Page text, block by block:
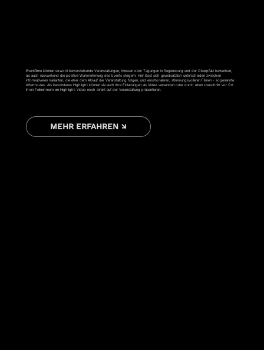
Eventfilme können sowohl bevorstehende Veranstaltungen, Messen oder Tagungen in Regensburg und der Oberpfalz bewerben,
als auch rückwirkend die positive Wahrnehmung des Events steigern. Hier lässt sich grundsätzlich unterscheiden zwischen
informativeren Varianten, die eher dem Ablauf der Veranstaltung folgen, und emotionaleren, stimmungsvolleren Filmen - sogenannte
Aftermovies. Als besonderes Highlight können sie auch ihre Einladungen als Video versenden oder durch einen Liveschnitt vor Ort
ihren Teilnehmern ein Highlight-Video noch direkt auf der Veranstaltung präsentieren.
MEHR ERFAHREN ↘